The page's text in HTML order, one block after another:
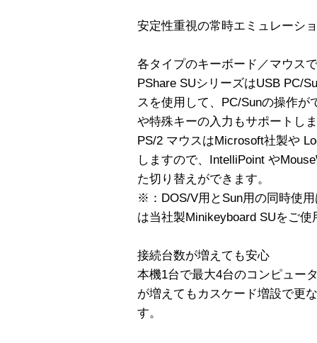
安定性重視の常時エミュレーシ
各タイプのキーボード／マウス
PShare SUシリーズはUSB PC/
スを使用して、PC/Sunの操作
や特殊キーの入力もサポートし
PS/2 マウスはMicrosoft社製や
しますので、IntelliPoint や
た切り替えができます。
※：DOS/V用とSun用の同時使
は当社製Minikeyboard SUをご使
接続台数が増えても安心
本機1台で最大4台のコンピュー
が増えてもカスケード増設で更
す。